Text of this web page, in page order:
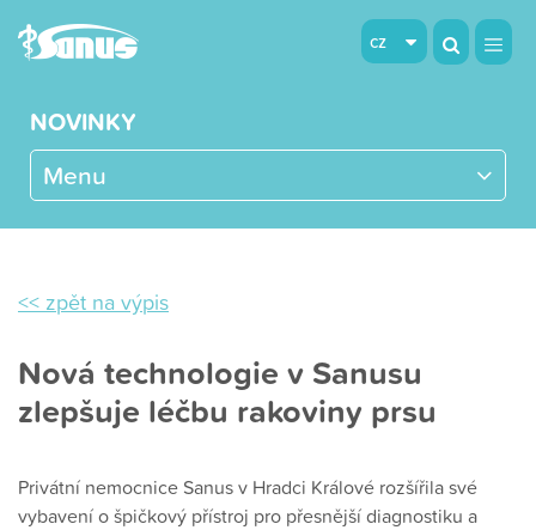
cz
NOVINKY
Menu
<< zpět na výpis
Nová technologie v Sanusu
zlepšuje léčbu rakoviny prsu
Privátní nemocnice Sanus v Hradci Králové rozšířila své
vybavení o špičkový přístroj pro přesnější diagnostiku a